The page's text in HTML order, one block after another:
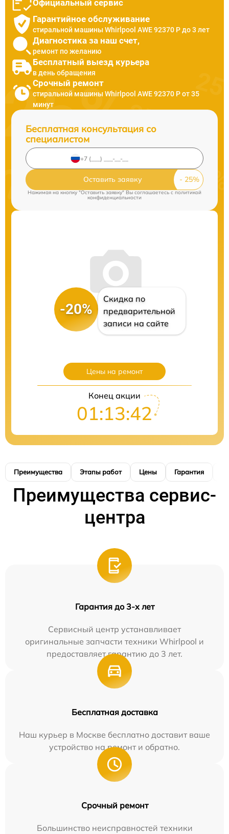
Официальный сервис
Гарантийное обслуживание
стиральной машины Whirlpool AWE 92370 P до 3 лет
Диагностика за наш счет,
ремонт по желанию
Бесплатный выезд курьера
в день обращения
Срочный ремонт
стиральной машины Whirlpool AWE 92370 P от 35
минут
Бесплатная консультация со
специалистом
Оставить заявку
Нажимая на кнопку "Оставить заявку" Вы соглашаетесь c политикой
конфиденциальности
-20%
Скидка по
предварительной
записи на сайте
Цены на ремонт
Конец акции
01:13:40
Преимущества Этапы работ Цены Гарантия
Преимущества сервис-
центра
Гарантия до 3-х лет
Сервисный центр устанавливает
оригинальные запчасти техники Whirlpool и
предоставляет гарантию до 3 лет.
Бесплатная доставка
Наш курьер в Москве бесплатно доставит ваше
устройство на ремонт и обратно.
Срочный ремонт
Большинство неисправностей техники